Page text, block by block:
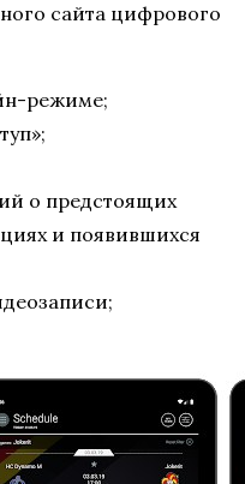
сайта цифрового
режиме;
о предстоящих
и появившихся